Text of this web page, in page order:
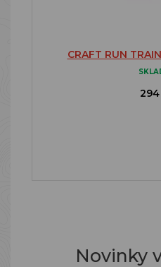
CRAFT RUN
Novinky